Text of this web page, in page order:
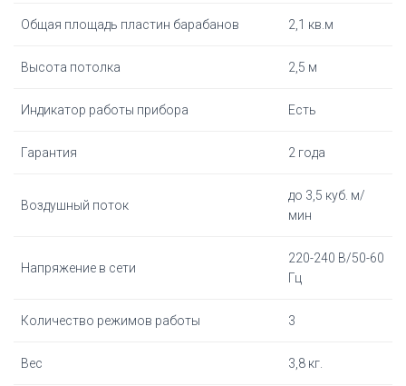
Общая площадь пластин барабанов 2,1 кв.м
Высота потолка 2,5 м
Индикатор работы прибора Есть
Гарантия 2 года
Воздушный поток
до 3,5 куб. м/
мин
Напряжение в сети
220-240 В/50-60
Гц
Количество режимов работы 3
Вес 3,8 кг.